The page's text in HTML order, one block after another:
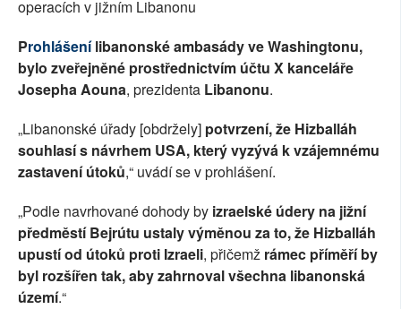
operacích v jižním Libanonu
Prohlášenílibanonské ambasády ve Washingtonu,
bylo zveřejněné prostřednictvím účtu X kanceláře
Josepha Aouna, prezidenta Libanonu.
„Libanonské úřady [obdržely] potvrzení, že Hizballáh
souhlasí s návrhem USA, který vyzývá k vzájemnému
zastavení útoků,“ uvádí se v prohlášení.
„Podle navrhované dohody by izraelské údery na jižní
předměstí Bejrútu ustaly výměnou za to, že Hizballáh
upustí od útoků proti Izraeli, přičemž rámec příměří by
byl rozšířen tak, aby zahrnoval všechna libanonská
území.“